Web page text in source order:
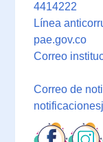
4414222
Línea
pae.gov.co
Correo
Correo de